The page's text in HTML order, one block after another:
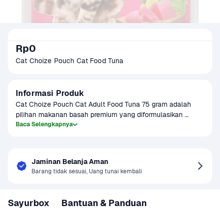
Rp0
Cat Choize Pouch Cat Food Tuna
Informasi Produk
Cat Choize Pouch Cat Adult Food Tuna 75 gram adalah
pilihan makanan basah premium yang diformulasikan
khusus untuk memenuhi kebutuhan gizi kucing dewasa.
menjaga kesehatan bulu, kulit, dan sistem imun kucing
Anda. Mengandung protein tinggi, omega 3, vitamin, dan
memastikan kucing tetap aktif dan penuh vitalitas setiap
Baca Selengkapnya
Jaminan Belanja Aman
Barang tidak sesuai, Uang tunai kembali
Sayurbox Bantuan & Panduan